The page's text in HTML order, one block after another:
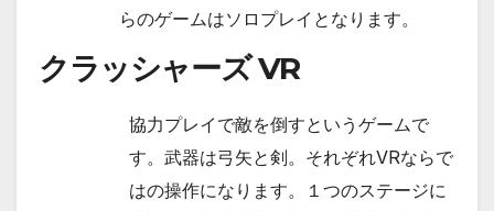
らのゲームはソロプレイとなります。
クラッシャーズ VR
協力プレイで敵を倒すというゲームで
す。武器は弓矢と剣。それぞれVRならで
はの操作になります。１つのステージに